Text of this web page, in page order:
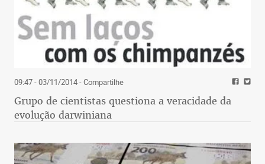
09:47 - 03/11/2014- Compartilhe
Grupo de cientistas questiona a veracidade da
evolução darwiniana